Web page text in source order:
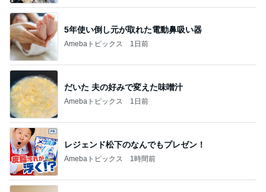
5年使い倒し元が取れた電動鼻吸い器
Amebaトピックス 1日前
だいた 夫の好みで変えた味噌汁
Amebaトピックス 1日前
レジェンド松下のなんでもプレゼン！
Amebaトピックス 1時間前